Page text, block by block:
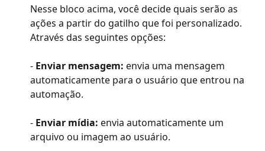
Nesse bloco acima, você decide quais serão as
ações a partir do gatilho que foi personalizado. ​
Através das seguintes opções:
- Enviar mensagem: envia uma mensagem
automaticamente para o usuário que entrou na
automação.
- Enviar mídia: envia automaticamente um
arquivo ou imagem ao usuário.